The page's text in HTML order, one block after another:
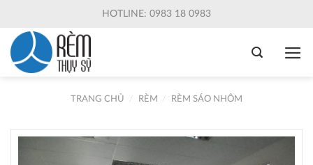
content
HOTLINE: 0983 18 0983
TRANG CHỦ RÈM RÈM SÁO NHÔM